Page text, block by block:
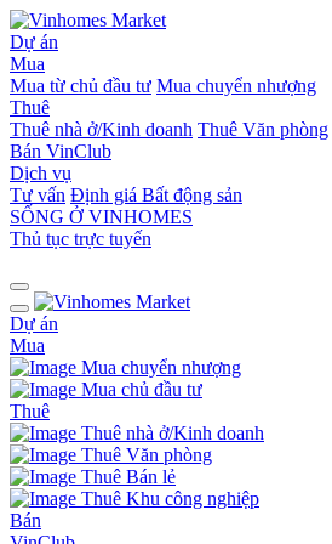
Dự án
Mua
Mua từ chủ đầu tư Mua chuyển nhượng
Thuê
Thuê nhà ở/Kinh doanh Thuê Văn phòng
Bán VinClub
Dịch vụ
Tư vấn Định giá Bất động sản
SỐNG Ở VINHOMES
Thủ tục trực tuyến
Dự án
Mua
Mua chuyển nhượng
Mua chủ đầu tư
Thuê
Thuê nhà ở/Kinh doanh
Thuê Văn phòng
Thuê Bán lẻ
Thuê Khu công nghiệp
Bán